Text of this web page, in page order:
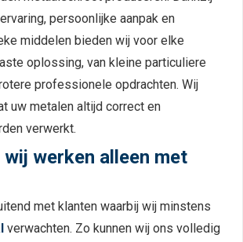
persoonlijke aanpak en
middelen bieden wij voor elke
oplossing, van kleine particuliere
professionele opdrachten. Wij
uw metalen altijd correct en
verwerkt.
wij werken alleen met
met klanten waarbij wij minstens
verwachten. Zo kunnen wij ons volledig